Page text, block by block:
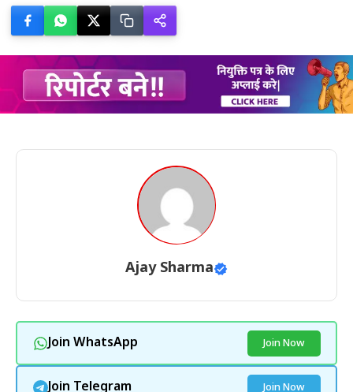
Ajay Sharma
Join WhatsApp Join Now
Join Telegram Join Now